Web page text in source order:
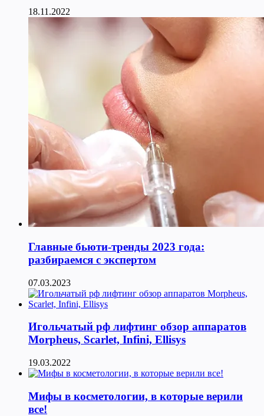
18.11.2022
Главные бьюти-тренды 2023 года:
разбираемся с экспертом
07.03.2023
Игольчатый рф лифтинг обзор аппаратов
Morpheus, Scarlet, Infini, Ellisys
19.03.2022
Мифы в косметологии, в которые верили
все!